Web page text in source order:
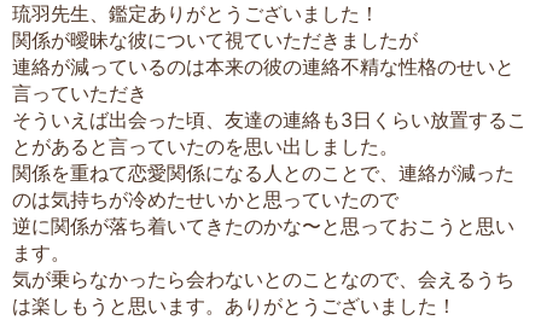
琉羽先生、鑑定ありがとうございました！
関係が曖昧な彼について視ていただきましたが
連絡が減っているのは本来の彼の連絡不精な性格のせいと
言っていただき
そういえば出会った頃、友達の連絡も3日くらい放置するこ
とがあると言っていたのを思い出しました。
関係を重ねて恋愛関係になる人とのことで、連絡が減った
のは気持ちが冷めたせいかと思っていたので
逆に関係が落ち着いてきたのかな〜と思っておこうと思い
ます。
気が乗らなかったら会わないとのことなので、会えるうち
は楽しもうと思います。ありがとうございました！